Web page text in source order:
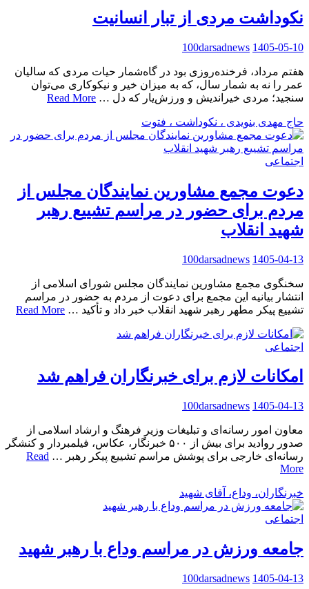
نکوداشت مردی از تبار انسانیت
100darsadnews 1405-05-10
هفتم مرداد، فرخنده‌روزی بود در گاه‌شمار حیات مردی که سالیان
عمر را نه به شمار سال، که به میزان خیر و نیکوکاری می‌توان
سنجید؛ مردی خیراندیش و ورزش‌یار که دل … Read More
حاج مهدی بنویدی ، نکوداشت ، فتوت
اجتماعی
دعوت مجمع مشاورین نمایندگان مجلس از
مردم برای حضور در مراسم تشییع رهبر
شهید انقلاب
100darsadnews 1405-04-13
سخنگوی مجمع مشاورین نمایندگان مجلس شورای اسلامی از
انتشار بیانیه این مجمع برای دعوت از مردم به حضور در مراسم
تشییع پیکر مطهر رهبر شهید انقلاب خبر داد و تأکید … Read More
اجتماعی
امکانات لازم برای خبرنگاران فراهم شد
100darsadnews 1405-04-13
معاون امور رسانه‌ای و تبلیغات وزیر فرهنگ و ارشاد اسلامی از
صدور روادید برای بیش از ۵۰۰ خبرنگار، عکاس، فیلمبردار و کنشگر
رسانه‌ای خارجی برای پوشش مراسم تشییع پیکر رهبر … Read
More
خبرنگاران، وداع، آقای شهید
اجتماعی
جامعه ورزش در مراسم وداع با رهبر شهید
100darsadnews 1405-04-13